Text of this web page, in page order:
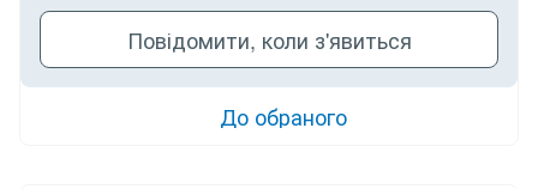
Повідомити, коли з'явиться
До обраного